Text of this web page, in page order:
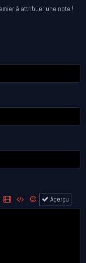
à attribuer une note !
Aperçu